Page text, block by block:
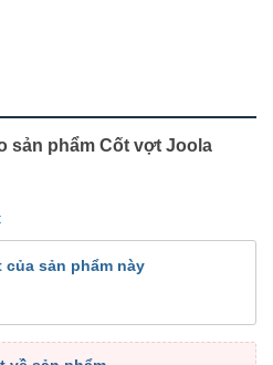
sản phẩm Cốt vợt Joola
sản phẩm này